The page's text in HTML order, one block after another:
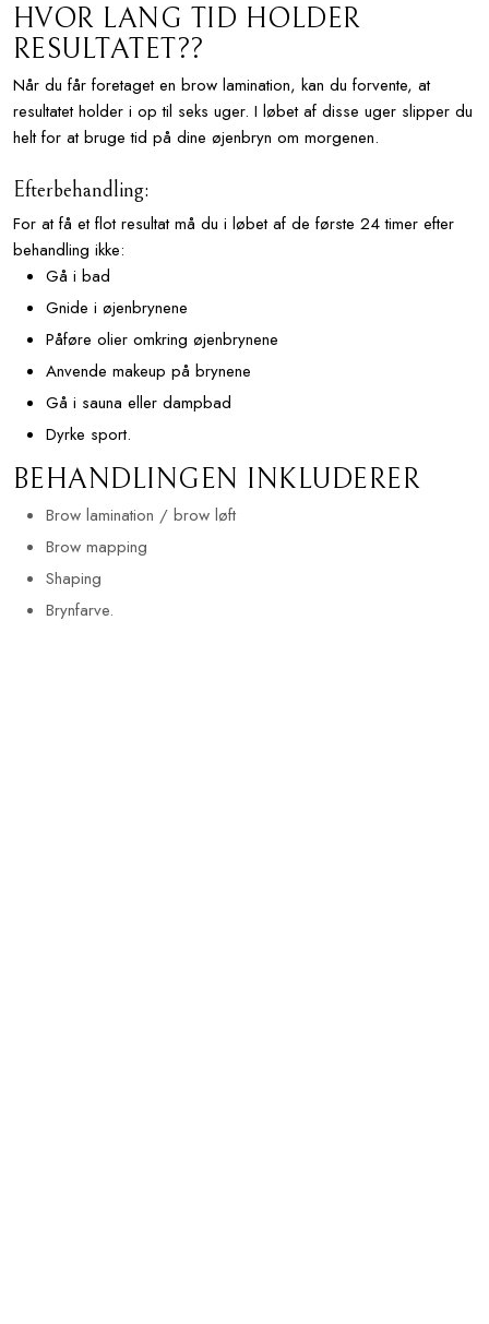
HVOR LANG TID HOLDER
RESULTATET??
​Når du får foretaget en brow lamination, kan du forvente, at
resultatet holder i op til seks uger. I løbet af disse uger slipper du
helt for at bruge tid på dine øjenbryn om morgenen.
Efterbehandling:
For at få et flot resultat må du i løbet af de første 24 timer efter
behandling ikke:
Gå i bad
Gnide i øjenbrynene
Påføre olier omkring øjenbrynene
Anvende makeup på brynene
Gå i sauna eller dampbad
Dyrke sport.
BEHANDLINGEN INKLUDERER
Brow lamination / brow løft
Brow mapping
Shaping
Brynfarve.